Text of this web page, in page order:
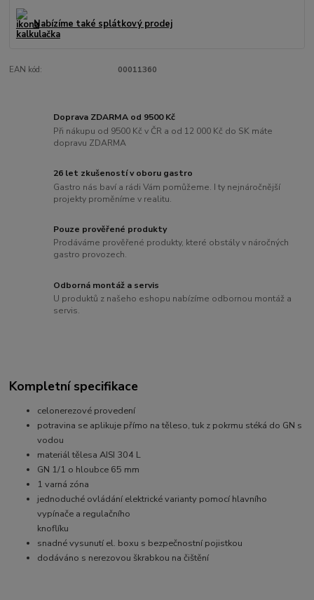
Nabízíme také splátkový prodej
EAN kód: 00011360
Doprava ZDARMA od 9500 Kč
Při nákupu od 9500 Kč v ČR a od 12 000 Kč do SK máte
dopravu ZDARMA
26 let zkušeností v oboru gastro
Gastro nás baví a rádi Vám pomůžeme. I ty nejnáročnější
projekty proměníme v realitu.
Pouze prověřené produkty
Prodáváme prověřené produkty, které obstály v náročných
gastro provozech.
Odborná montáž a servis
U produktů z našeho eshopu nabízíme odbornou montáž a
servis.
Kompletní specifikace
celonerezové provedení
potravina se aplikuje přímo na těleso, tuk z pokrmu stéká do GN s
vodou
materiál tělesa AISI 304 L
GN 1/1 o hloubce 65 mm
1 varná zóna
jednoduché ovládání elektrické varianty pomocí hlavního
vypínače a regulačního
knoflíku
snadné vysunutí el. boxu s bezpečnostní pojistkou
dodáváno s nerezovou škrabkou na čištění